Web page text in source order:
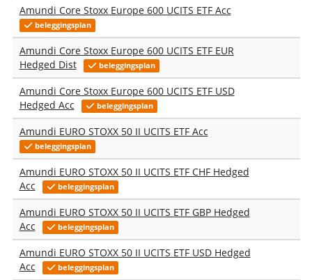
Amundi Core Stoxx Europe 600 UCITS ETF Acc
beleggingsplan
Amundi Core Stoxx Europe 600 UCITS ETF EUR
Hedged Dist
beleggingsplan
Amundi Core Stoxx Europe 600 UCITS ETF USD
Hedged Acc
beleggingsplan
Amundi EURO STOXX 50 II UCITS ETF Acc
beleggingsplan
Amundi EURO STOXX 50 II UCITS ETF CHF Hedged
Acc
beleggingsplan
Amundi EURO STOXX 50 II UCITS ETF GBP Hedged
Acc
beleggingsplan
Amundi EURO STOXX 50 II UCITS ETF USD Hedged
Acc
beleggingsplan